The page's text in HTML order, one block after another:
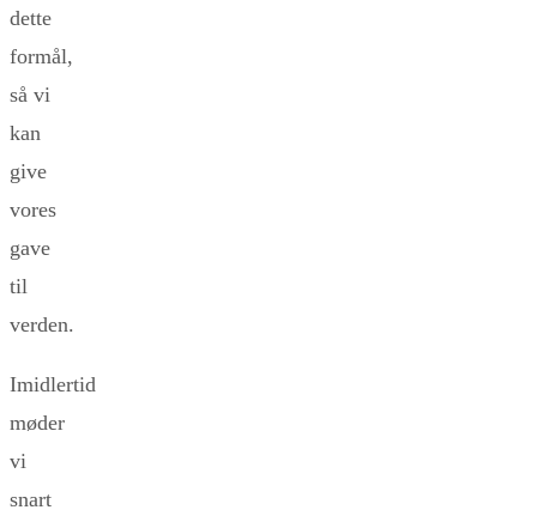
dette
formål,
så vi
kan
give
vores
gave
til
verden.
Imidlertid
møder
vi
snart